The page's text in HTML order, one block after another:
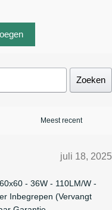
Zoeken
juli 18, 2025
- 36W - 110LM/W -
Inbegrepen (Vervangt